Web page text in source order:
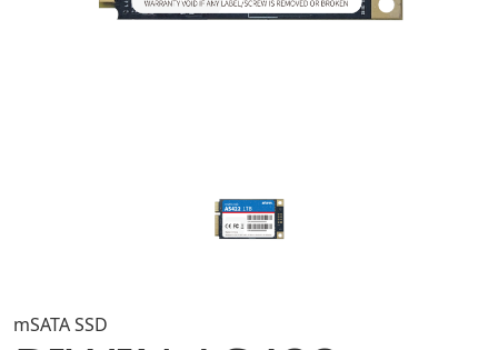
mSATA SSD